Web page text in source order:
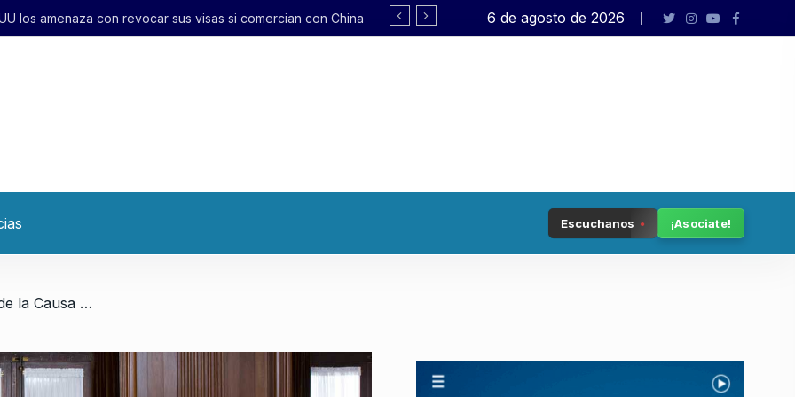
sus visas si comercian con China Tenemos patria
6 de agosto de 2026
Escuchanos ¡Asociate!
/ El lawfare y las mentiras de la Causa Vialidad